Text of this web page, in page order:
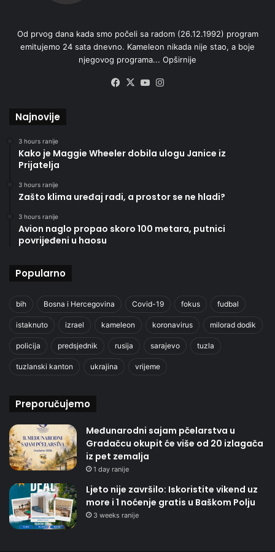
Od prvog dana kada smo počeli sa radom (26.12.1992) program
emitujemo 24 sata dnevno. Kameleon nikada nije stao, a boje
njegovog programa... Opširnije
Facebook
X YouTube
Najnovije
3 hours ranije
Kako je Maggie Wheeler dobila ulogu Janice iz
Prijatelja
3 hours ranije
Zašto klima uređaj radi, a prostor se ne hladi?
3 hours ranije
Avion naglo propao skoro 100 metara, putnici
povrijeđeni u haosu
Popularno
bih Bosna i Hercegovina Covid-19 fokus fudbal
istaknuto izrael kameleon koronavirus milorad dodik
policija predsjednik rusija sarajevo tuzla
tuzlanski kanton ukrajina vrijeme
Preporučujemo
Međunarodni sajam pčelarstva u
Gradačcu okupit će više od 20 izlagača
iz pet zemalja
1 day ranije
Ljeto nije završilo: Iskoristite vikend uz
more i 1 noćenje gratis u Baškom Polju
3 weeks ranije